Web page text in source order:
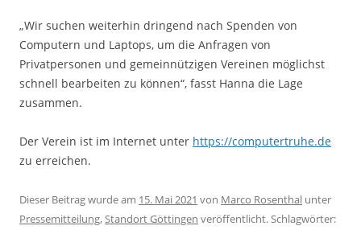
„Wir suchen weiterhin dringend nach Spenden von
Computern und Laptops, um die Anfragen von
Privatpersonen und gemeinnützigen Vereinen möglichst
schnell bearbeiten zu können“, fasst Hanna die Lage
zusammen.
Der Verein ist im Internet unter https://computertruhe.de
zu erreichen.
Dieser Beitrag wurde am 15. Mai 2021 von Marco Rosenthal unter
Pressemitteilung,Standort Göttingen veröffentlicht. Schlagwörter: